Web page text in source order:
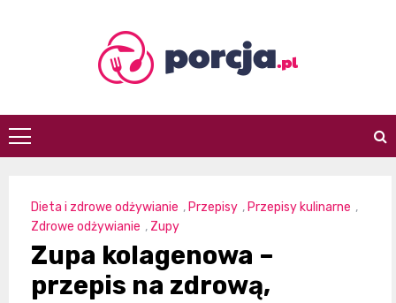
porcja.pl
Dieta i zdrowe odżywianie , Przepisy , Przepisy kulinarne ,
Zdrowe odżywianie , Zupy
Zupa kolagenowa –
przepis na zdrową,